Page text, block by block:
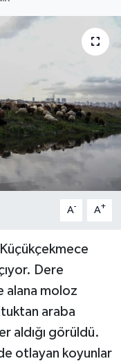
A- A+
Dere
alana moloz
araba
aldığı görüldü.
otlayan koyunlar